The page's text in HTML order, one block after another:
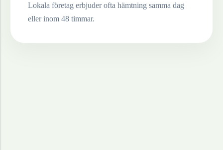
Lokala företag erbjuder ofta hämtning samma dag
eller inom 48 timmar.